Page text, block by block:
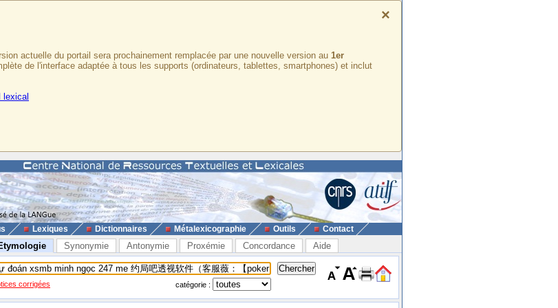
×
actuelle du portail sera prochainement remplacée par une nouvelle version au 1er
de l'interface adaptée à tous les supports (ordinateurs, tablettes, smartphones) et inclut
lexical
Lexiques Dictionnaires Métalexicographie Outils Contact
Synonymie Antonymie Proxémie Concordance Aide
corrigées catégorie :